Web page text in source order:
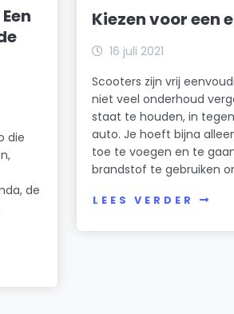
die
de
Kiezen voor een
16 juli 2021
Scooters zijn vrij
niet veel onderhoud
staat te houden, in
auto. Je hoeft bijna
toe te voegen en te
brandstof te gebruiken
LEES VERDER